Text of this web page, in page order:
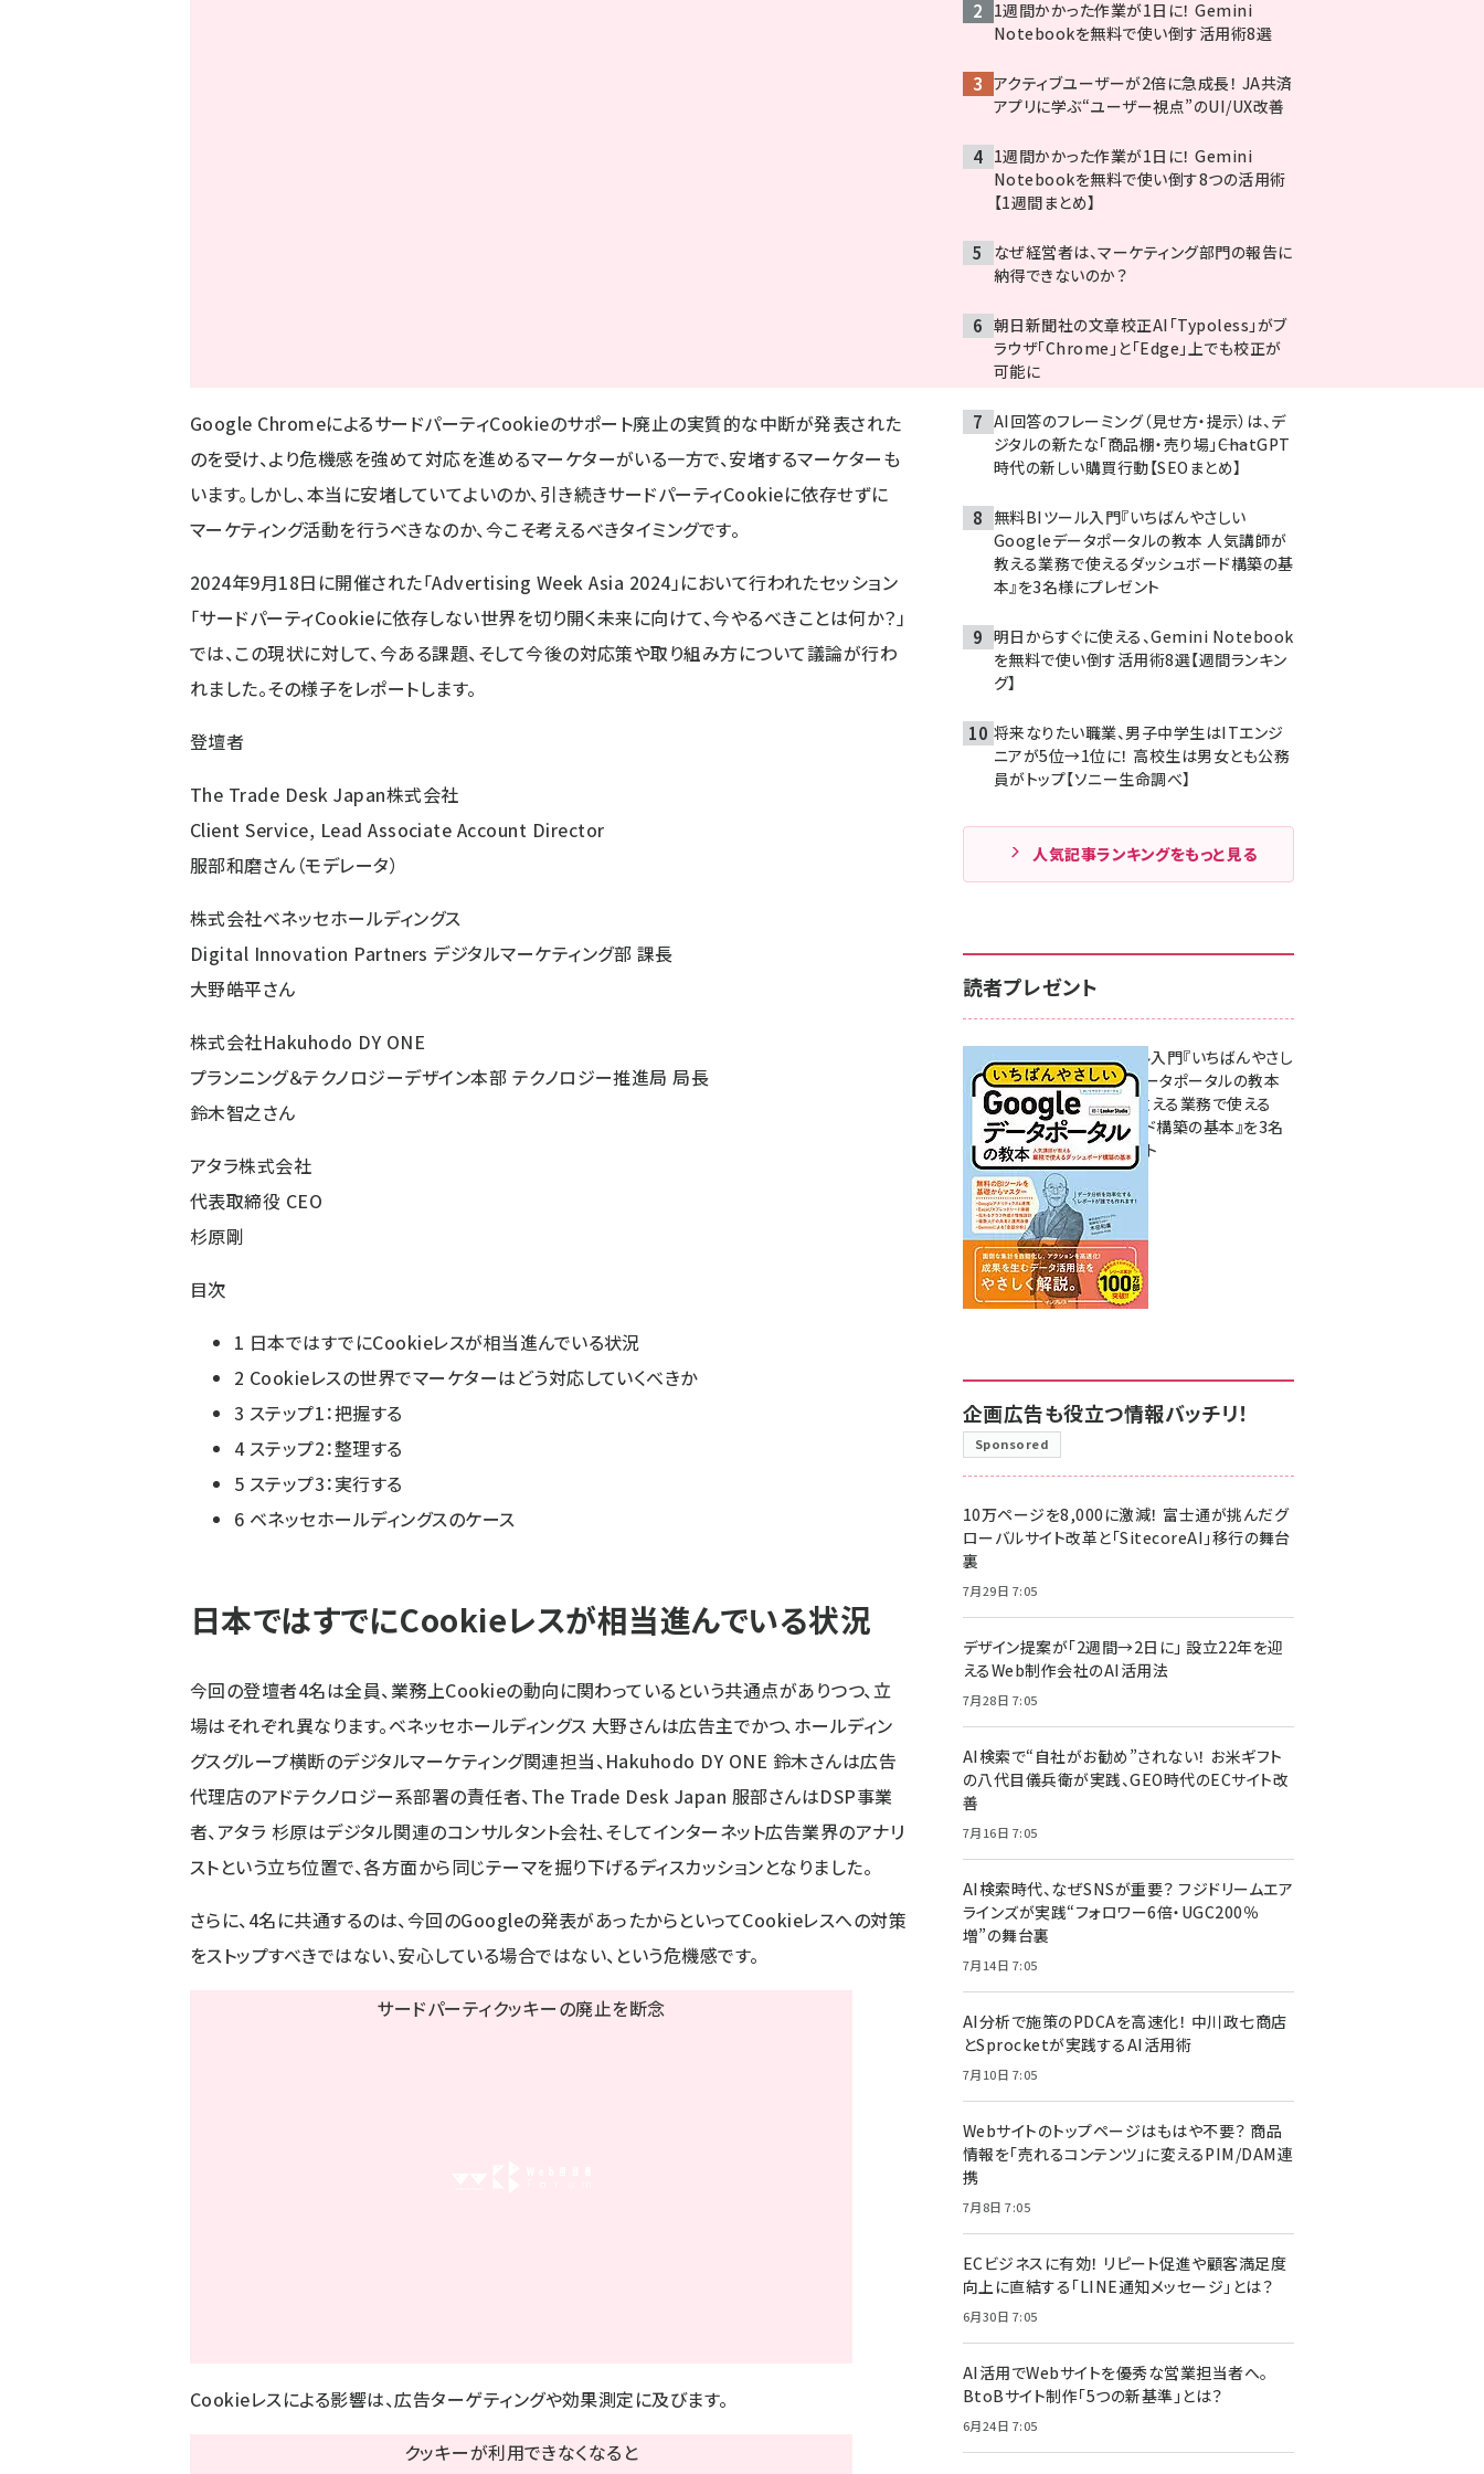
Google ChromeによるサードパーティCookieのサポート廃止の実質的な中断が発表された
のを受け、より危機感を強めて対応を進めるマーケターがいる一方で、安堵するマーケターも
います。しかし、本当に安堵していてよいのか、引き続きサードパーティCookieに依存せずに
マーケティング活動を行うべきなのか、今こそ考えるべきタイミングです。
2024年9月18日に開催された「Advertising Week Asia 2024」において行われたセッション
「サードパーティCookieに依存しない世界を切り開く未来に向けて、今やるべきことは何か？」
では、この現状に対して、今ある課題、そして今後の対応策や取り組み方について議論が行わ
れました。その様子をレポートします。
登壇者
The Trade Desk Japan株式会社
Client Service, Lead Associate Account Director
服部和磨さん（モデレータ）
株式会社ベネッセホールディングス
Digital Innovation Partners デジタルマーケティング部 課長
大野皓平さん
株式会社Hakuhodo DY ONE
プランニング＆テクノロジーデザイン本部 テクノロジー推進局 局長
鈴木智之さん
アタラ株式会社
代表取締役 CEO
杉原剛
目次
1 日本ではすでにCookieレスが相当進んでいる状況
2 Cookieレスの世界でマーケターはどう対応していくべきか
3 ステップ1：把握する
4ステップ2：整理する
5 ステップ3：実行する
6 ベネッセホールディングスのケース
日本ではすでにCookieレスが相当進んでいる状況
今回の登壇者4名は全員、業務上Cookieの動向に関わっているという共通点がありつつ、立
場はそれぞれ異なります。ベネッセホールディングス 大野さんは広告主でかつ、ホールディン
グスグループ横断のデジタルマーケティング関連担当、Hakuhodo DY ONE 鈴木さんは広告
代理店のアドテクノロジー系部署の責任者、The Trade Desk Japan 服部さんはDSP事業
者、アタラ 杉原はデジタル関連のコンサルタント会社、そしてインターネット広告業界のアナリ
ストという立ち位置で、各方面から同じテーマを掘り下げるディスカッションとなりました。
さらに、4名に共通するのは、今回のGoogleの発表があったからといってCookieレスへの対策
をストップすべきではない、安心している場合ではない、という危機感です。
Cookieレスによる影響は、広告ターゲティングや効果測定に及びます。
1週間かかった作業が1日に！ Gemini
Notebookを無料で使い倒す活用術8選
アクティブユーザーが2倍に急成長！ JA共済
アプリに学ぶ“ユーザー視点”のUI/UX改善
1週間かかった作業が1日に！ Gemini
Notebookを無料で使い倒す8つの活用術
【1週間まとめ】
なぜ経営者は、マーケティング部門の報告に
納得できないのか？
朝日新聞社の文章校正AI「Typoless」がブ
ラウザ「Chrome」と「Edge」上でも校正が
可能に
AI回答のフレーミング（見せ方・提示）は、デ
ジタルの新たな「商品棚・売り場」――ChatGPT
時代の新しい購買行動【SEOまとめ】
無料BIツール入門『いちばんやさしい
Googleデータポータルの教本 人気講師が
教える業務で使えるダッシュボード構築の基
本』を3名様にプレゼント
明日からすぐに使える、Gemini Notebook
を無料で使い倒す活用術8選【週間ランキン
グ】
将来なりたい職業、男子中学生はITエンジ
ニアが5位→1位に！ 高校生は男女とも公務
員がトップ【ソニー生命調べ】
人気記事ランキングをもっと見る
読者プレゼント
無料BIツール入門『いちばんやさし
いGoogleデータポータルの教本
人気講師が教える業務で使える
ダッシュボード構築の基本』を3名
様にプレゼント
7月31日 10:00
企画広告も役立つ情報バッチリ！
Sponsored
10万ページを8,000に激減！ 富士通が挑んだグ
ローバルサイト改革と「SitecoreAI」移行の舞台
裏
7月29日 7:05
デザイン提案が「2週間→2日に」 設立22年を迎
えるWeb制作会社のAI活用法
7月28日 7:05
AI検索で“自社がお勧め”されない！ お米ギフト
の八代目儀兵衛が実践、GEO時代のECサイト改
善
7月16日 7:05
AI検索時代、なぜSNSが重要？ フジドリームエア
ラインズが実践“フォロワー6倍・UGC200％
増”の舞台裏
7月14日 7:05
AI分析で施策のPDCAを高速化！ 中川政七商店
とSprocketが実践するAI活用術
7月10日 7:05
Webサイトのトップページはもはや不要？ 商品
情報を「売れるコンテンツ」に変えるPIM/DAM連
携
7月8日 7:05
ECビジネスに有効！ リピート促進や顧客満足度
向上に直結する「LINE通知メッセージ」とは？
6月30日 7:05
AI活用でWebサイトを優秀な営業担当者へ。
BtoBサイト制作「5つの新基準」とは？
6月24日 7:05